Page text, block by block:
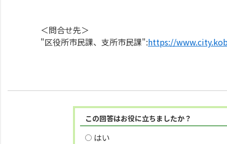
＜問合せ先＞
"区役所市民課、支所市民課":https://
この回答はお役に立ちましたか？
はい